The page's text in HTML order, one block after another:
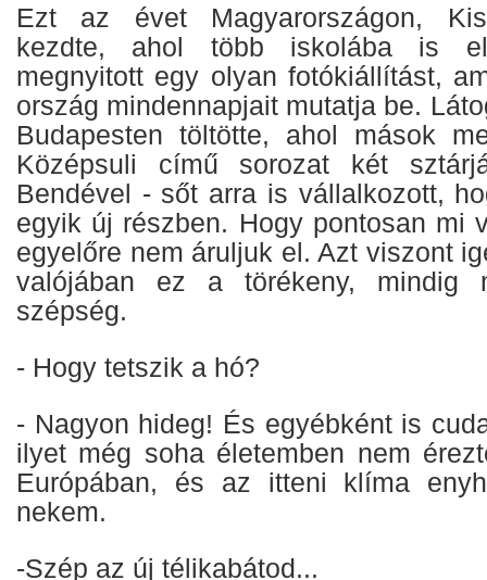
Ezt az évet Magyarországon,
kezdte, ahol több iskolába is
megnyitott egy olyan fotókiállítást,
ország mindennapjait mutatja be.
Budapesten töltötte, ahol mások
Középsuli című sorozat két
Bendével - sőt arra is vállalkozott,
egyik új részben. Hogy pontosan mi
egyelőre nem áruljuk el. Azt viszont
valójában ez a törékeny, mindig
szépség.
- Hogy tetszik a hó?
- Nagyon hideg! És egyébként is
ilyet még soha életemben nem
Európában, és az itteni klíma
nekem.
-Szép az új télikabátod...